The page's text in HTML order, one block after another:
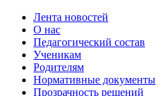
Лента новостей
О нас
Педагогический состав
Ученикам
Родителям
Нормативные документы
Прозрачность решений